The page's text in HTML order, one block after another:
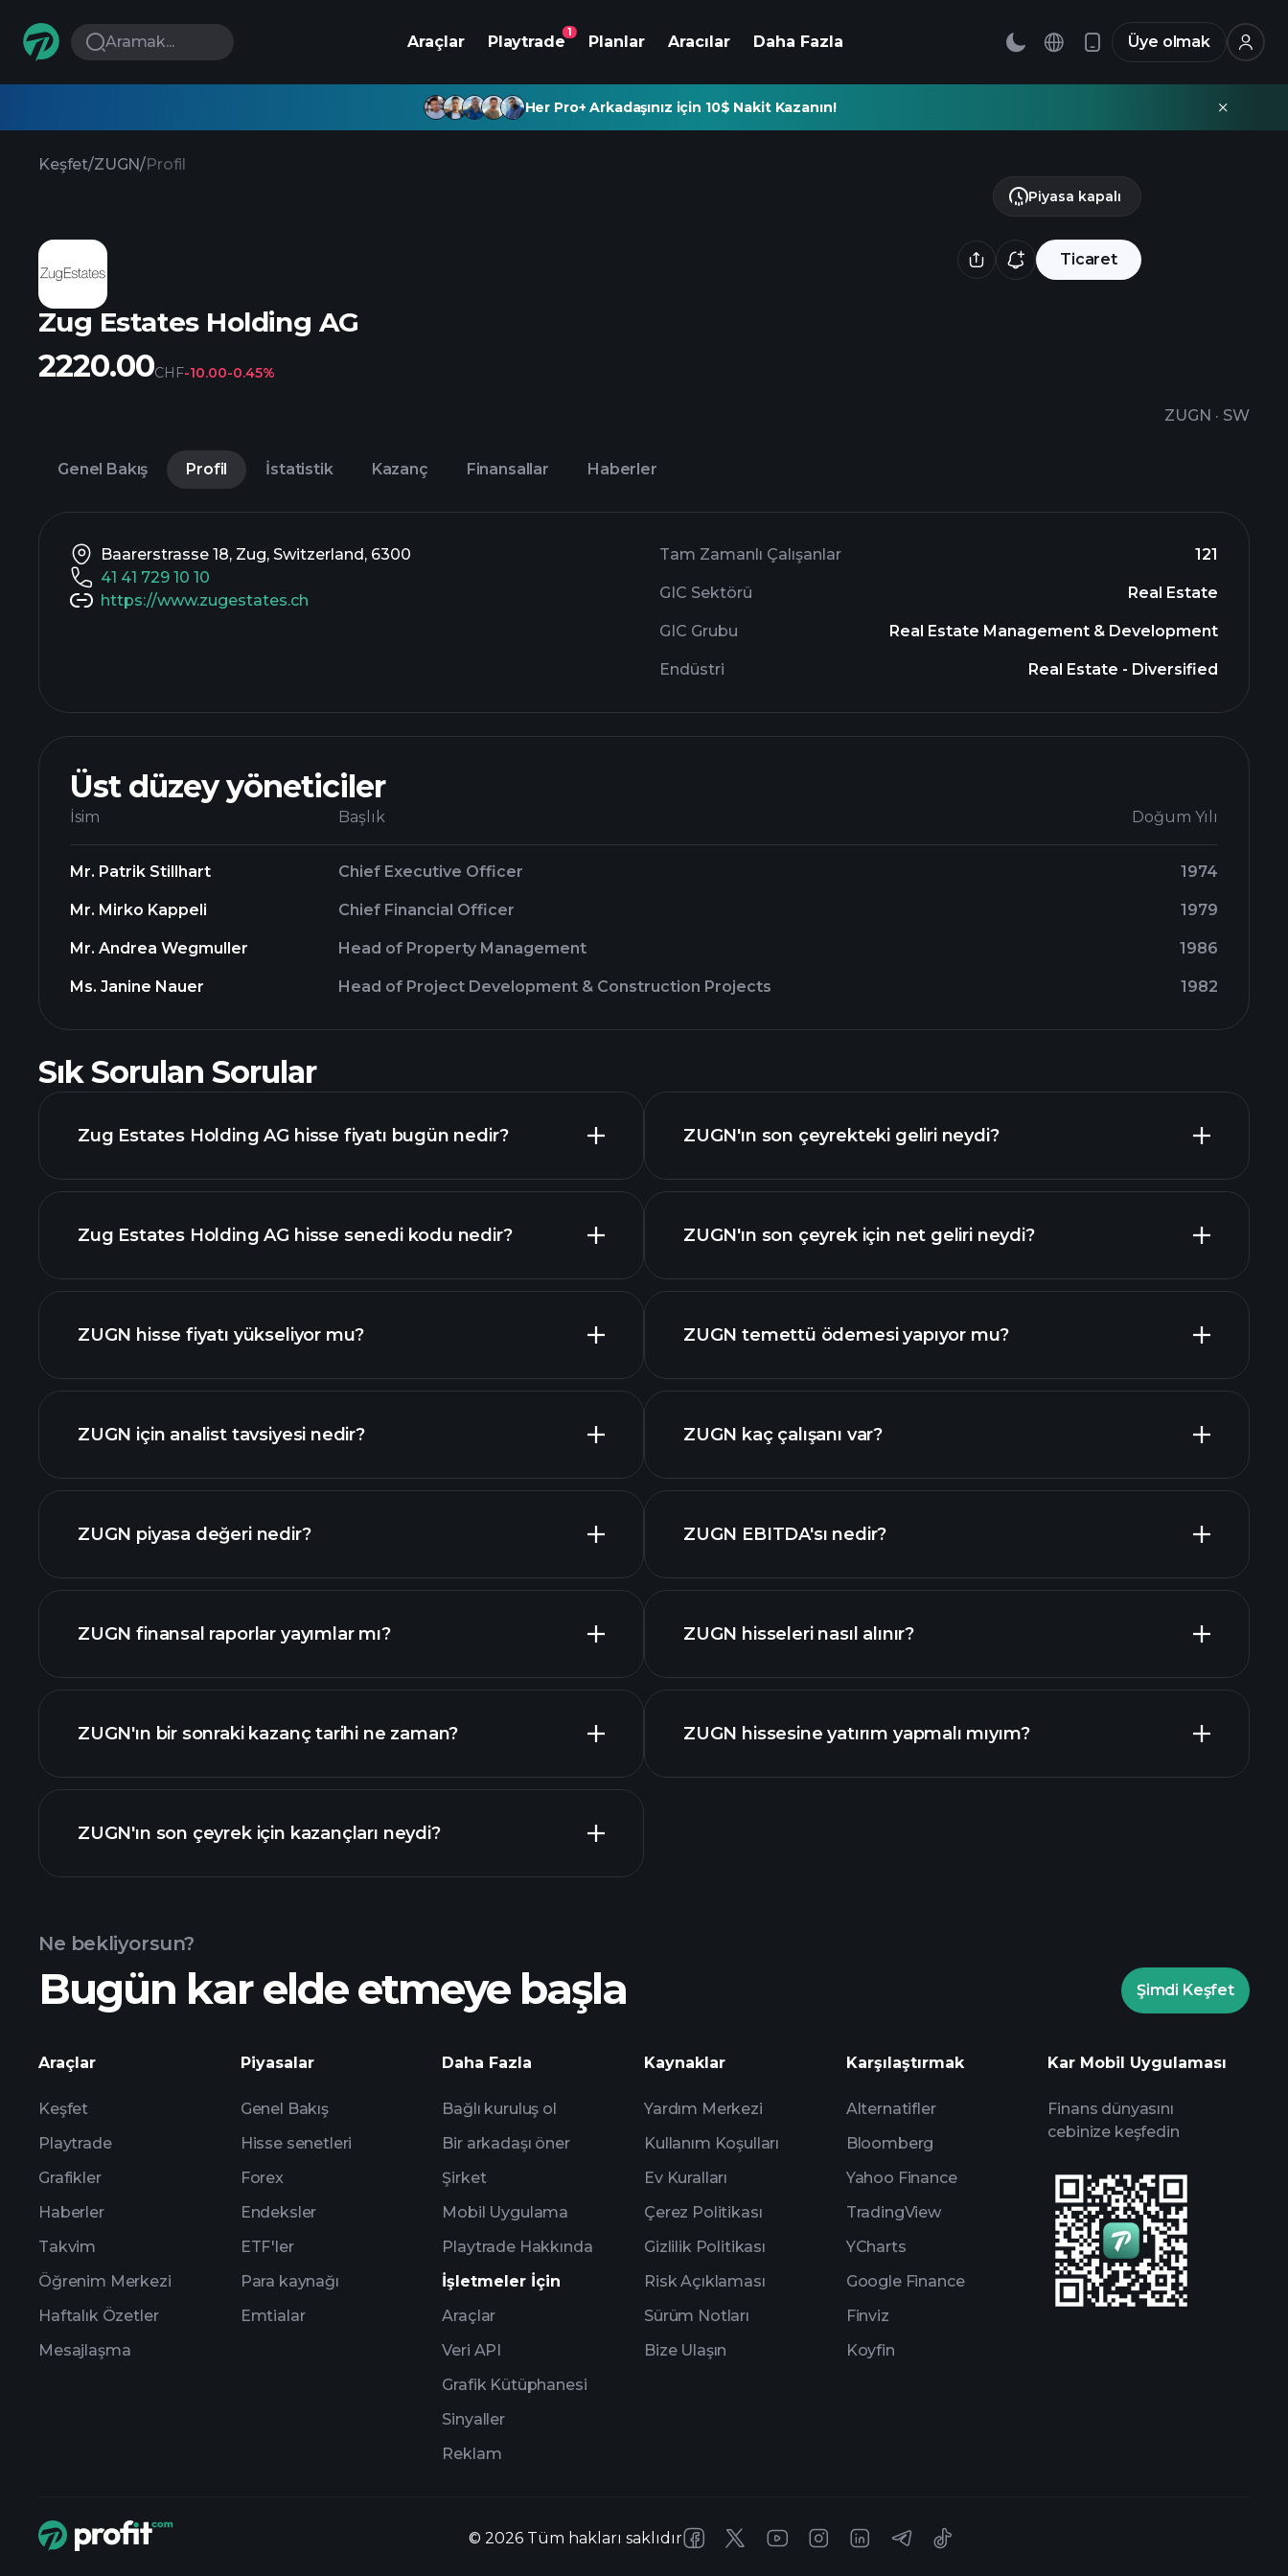
Aramak... Araçlar Playtrade
1
Planlar Aracılar Daha Fazla Üye olmak
Her Pro+ Arkadaşınız için 10$ Nakit Kazanın!
Keşfet/ZUGN/Profil
Ticaret
Zug Estates Holding AG
ZUGN · SW
Piyasa kapalı
2220.00CHF-10.00-0.45%
Genel Bakış Profil İstatistik Kazanç Finansallar Haberler
Baarerstrasse 18, Zug, Switzerland, 6300
41 41 729 10 10
https://www.zugestates.ch
Tam Zamanlı Çalışanlar 121
GIC Sektörü Real Estate
GIC Grubu Real Estate Management & Development
Endüstri Real Estate - Diversified
Üst düzey yöneticiler
İsim Başlık Doğum Yılı
Mr. Patrik Stillhart Chief Executive Officer 1974
Mr. Mirko Kappeli Chief Financial Officer 1979
Mr. Andrea Wegmuller Head of Property Management 1986
Ms. Janine Nauer Head of Project Development & Construction Projects 1982
Sık Sorulan Sorular
Zug Estates Holding AG hisse fiyatı bugün nedir?
gelişmiş grafik
Zug Estates Holding AG hisse senedi kodu nedir?
ZUGN hisse fiyatı yükseliyor mu?
ZUGN için analist tavsiyesi nedir?
ZUGN piyasa değeri nedir?
ZUGN finansal raporlar yayımlar mı?
ZUGN finansal verilerini
ZUGN'ın bir sonraki kazanç tarihi ne zaman?
Kazanç Takvimi
ZUGN'ın son çeyrek için kazançları neydi?
ZUGN
kazançları
ZUGN'ın son çeyrekteki geliri neydi?
mali raporlar
ZUGN'ın son çeyrek için net geliri neydi?
ZUGN temettü ödemesi yapıyor mu?
ZUGN kaç çalışanı var?
en büyük işverenler
ZUGN EBITDA'sı nedir?
mali raporlar
ZUGN hisseleri nasıl alınır?
ZUGN hissesine yatırım yapmalı mıyım?
Playtrade Turnuvalarında
yapay zeka destekli günlük piyasa
Watchlist'leri
Milyarder Portföylerini
Ne bekliyorsun?
Bugün kar elde etmeye başla Şimdi Keşfet
Araçlar
Keşfet
Playtrade
Grafikler
Haberler
Takvim
Öğrenim Merkezi
Haftalık Özetler
Mesajlaşma
Piyasalar
Genel Bakış
Hisse senetleri
Forex
Endeksler
ETF'ler
Para kaynağı
Emtialar
Daha Fazla
Bağlı kuruluş ol
Bir arkadaşı öner
Şirket
Mobil Uygulama
Playtrade Hakkında
İşletmeler İçin
Araçlar
Veri API
Grafik Kütüphanesi
Sinyaller
Reklam
Kaynaklar
Yardım Merkezi
Kullanım Koşulları
Ev Kuralları
Çerez Politikası
Gizlilik Politikası
Risk Açıklaması
Sürüm Notları
Bize Ulaşın
Karşılaştırmak
Alternatifler
Bloomberg
Yahoo Finance
TradingView
YCharts
Google Finance
Finviz
Koyfin
Kar Mobil Uygulaması
Finans dünyasını
cebinize keşfedin
© 2026 Tüm hakları saklıdır